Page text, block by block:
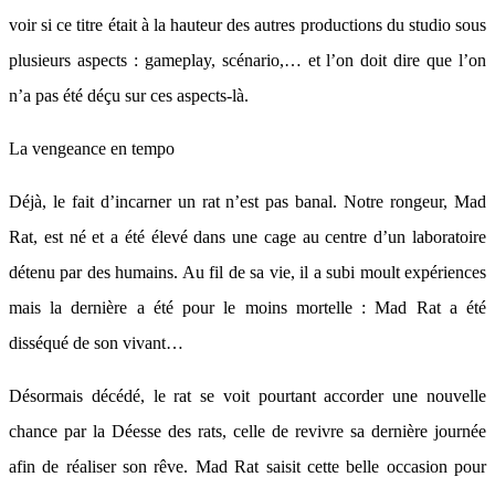
voir si ce titre était à la hauteur des autres productions du studio sous
plusieurs aspects : gameplay, scénario,… et l’on doit dire que l’on
n’a pas été déçu sur ces aspects-là.
La vengeance en tempo
Déjà, le fait d’incarner un rat n’est pas banal. Notre rongeur, Mad
Rat, est né et a été élevé dans une cage au centre d’un laboratoire
détenu par des humains. Au fil de sa vie, il a subi moult expériences
mais la dernière a été pour le moins mortelle : Mad Rat a été
disséqué de son vivant…
Désormais décédé, le rat se voit pourtant accorder une nouvelle
chance par la Déesse des rats, celle de revivre sa dernière journée
afin de réaliser son rêve. Mad Rat saisit cette belle occasion pour